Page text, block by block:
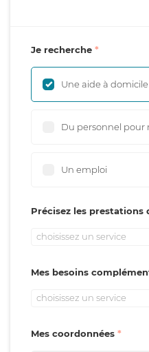
Je recherche
Une aide à domicile
Du personnel pour
Un emploi
Précisez les prestations
choisissez un service
Mes besoins
choisissez un service
Mes coordonnées